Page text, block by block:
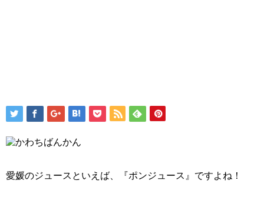
愛媛のジュースといえば、『ポンジュース』ですよね！